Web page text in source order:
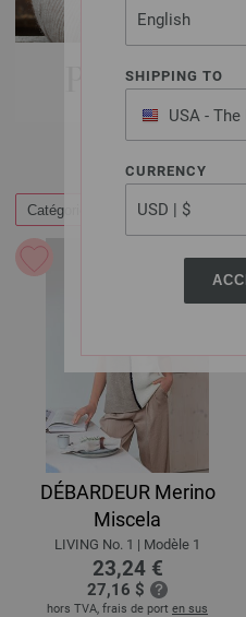
SHIPPING TO
USA -
of America
CURRENCY
PAQUETS
Catégories Filtrer par
DÉBARDEUR Merino
Miscela
LIVING No. 1 | Modèle 1
23,24 €
27,16 $
hors TVA, frais de port en sus